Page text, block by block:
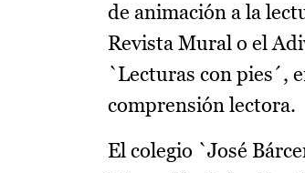
de animación a la
Revista Mural o el
`Lecturas con pies´,
comprensión lectora.
El colegio `José